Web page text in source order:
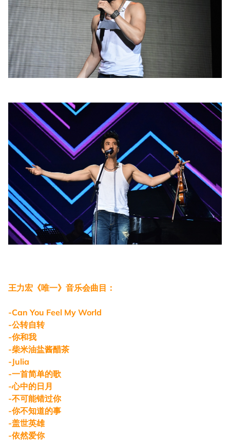
王力宏《唯一》音乐会曲目：
-Can You Feel My World
-公转自转
-你和我
-柴米油盐酱醋茶
-Julia
-一首简单的歌
-心中的日月
-不可能错过你
-你不知道的事
-盖世英雄
-依然爱你